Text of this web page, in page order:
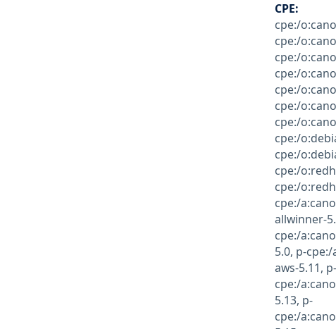
CPE:
cpe:/
cpe:/
cpe:/
cpe:/
cpe:/
cpe:/
cpe:/
cpe:/
cpe:/
cpe:/
cpe:/
cpe:/
allwinner-
cpe:/
5.0, p-
aws-5.11, p-
cpe:/
5.13, p-
cpe:/